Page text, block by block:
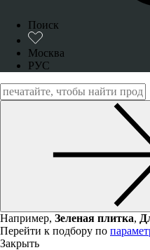
Поиск
Москва
РУС
Например, Зеленая плитка,
Перейти к подбору по
Закрыть